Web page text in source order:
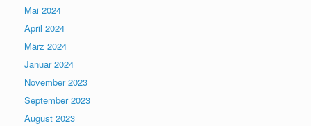
Mai 2024
April 2024
März 2024
Januar 2024
November 2023
September 2023
August 2023